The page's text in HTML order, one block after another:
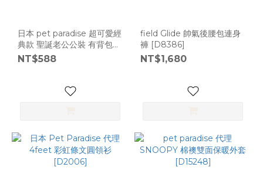
日本 pet paradise 超可愛經
典款 聖誕老公公裝 有背包
[D409]
NT$588
field Glide 帥氣後腰包連身
褲 [D8386]
NT$1,680